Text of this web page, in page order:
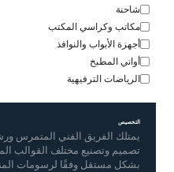
شاحنة
مكاتب وكراسي المكتب
أجهزة الأبواب والنوافذ
أواني المطبخ
الرياضات الترفيهية
التخصيص
يمتلك الفريق الفني المتمرس
تصميم وتصنيع مختلف القوالب
بشكل مستقل وفقًا لرسومات